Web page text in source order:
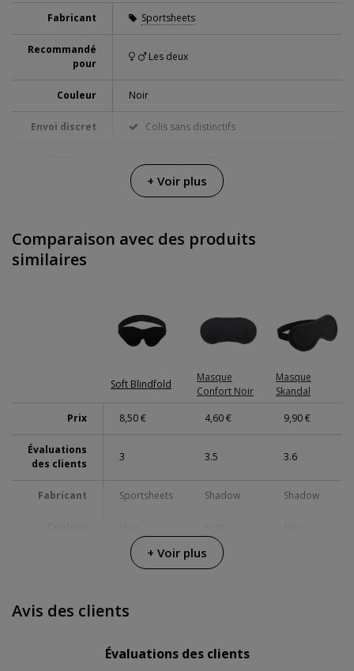
Fabricant Sportsheets
Recommandé
pour
Les deux
Couleur Noir
Envoi discret Colis sans distinctifs
+ Voir plus
Comparaison avec des produits
similaires
Soft Blindfold
Masque
Confort Noir
Masque
Skandal
Prix
8,50 € 4,60 € 9,90 €
Évaluations
des clients
3 3.5 3.6
Fabricant Sportsheets Shadow Shadow
+ Voir plus
Avis des clients
Évaluations des clients